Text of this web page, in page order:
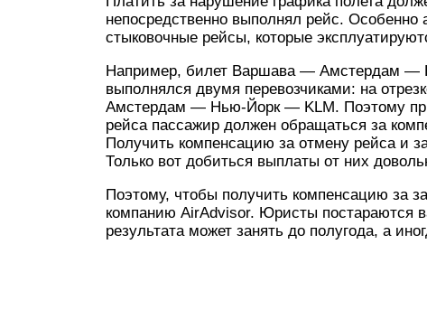
непосредственно выполнял рейс. Особенно
стыковочные рейсы, которые
Например, билет Варшава — Амстердам —
выполнялся двумя перевозчиками: на
Амстердам — Нью-Йорк — KLM. Поэтому при
рейса пассажир должен обращаться за
Получить компенсацию за отмену рейса и
Только вот добиться выплаты от них
Поэтому, чтобы получить компенсацию за
компанию AirAdvisor. Юристы постараются
результата может занять до полугода, а